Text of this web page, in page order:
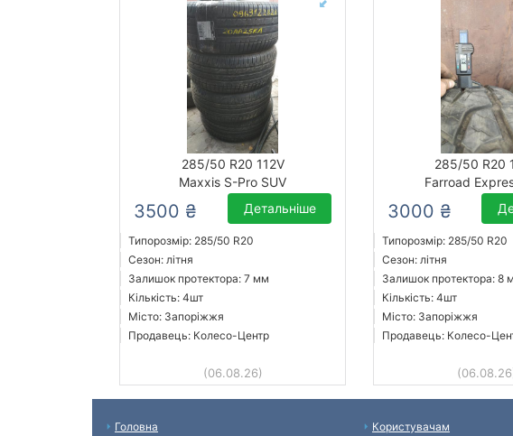
285/50 R20 112V
Maxxis S-Pro SUV
3500 ₴ Детальніше
Типорозмір: 285/50 R20
Сезон: літня
Залишок протектора: 7 мм
Кількість: 4шт
Місто: Запоріжжя
Продавець: Колесо-Центр
(06.08.26)
285/50 R20
Farroad
3000 ₴
Типорозмір: 285/50 R20
Сезон: літня
Залишок протектора: 8
Кількість: 4шт
Місто: Запоріжжя
Продавець: Колесо-
Головна Користувачам